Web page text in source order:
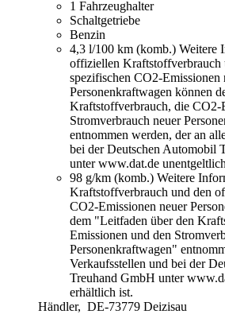
1 Fahrzeughalter
Schaltgetriebe
Benzin
4,3 l/100 km (komb.) Weitere
offiziellen Kraftstoffverbrauch
spezifischen CO2-Emissionen
Personenkraftwagen können
Kraftstoffverbrauch, die CO2-
Stromverbrauch neuer
entnommen werden, der an
bei der Deutschen Automobil
unter www.dat.de
98 g/km (komb.) Weitere
Kraftstoffverbrauch und den
CO2-Emissionen neuer
dem "Leitfaden über den
Emissionen und den
Personenkraftwagen"
Verkaufsstellen und bei der
Treuhand GmbH unter
erhältlich ist.
Händler, DE-73779 Deizisau